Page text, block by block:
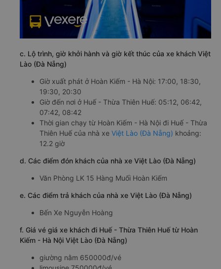
c. Lộ trình, giờ khởi hành và giờ kết thúc của xe khách Việt
Lào (Đà Nẵng)
Giờ xuất phát ở Hoàn Kiếm - Hà Nội: 17:00, 18:30,
19:30, 20:30
Giờ đến nơi ở Huế - Thừa Thiên Huế: 05:12, 06:42,
07:42, 08:42
Thời gian chạy từ Hoàn Kiếm - Hà Nội đi Huế - Thừa
Thiên Huế của nhà xe Việt Lào (Đà Nẵng) khoảng:
12.2 giờ
d. Các điểm đón khách của nhà xe Việt Lào (Đà Nẵng)
Văn Phòng LK 15 Hàng Muối Hoàn Kiếm
e. Các điểm trả khách của nhà xe Việt Lào (Đà Nẵng)
Bến Xe Nguyễn Hoàng
f. Giá vé giá xe khách đi Huế - Thừa Thiên Huế từ Hoàn
Kiếm - Hà Nội Việt Lào (Đà Nẵng)
giường nằm 650000đ/vé